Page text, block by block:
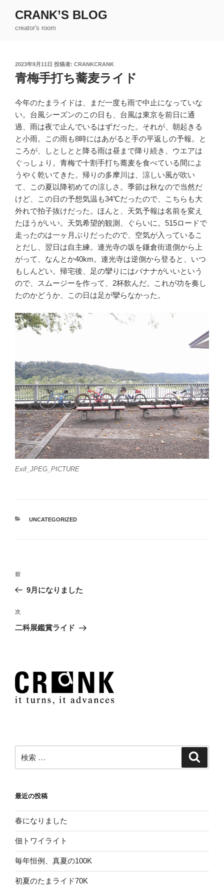
CRANK’S BLOG
creator's room
投
稿
日:
2023年9月11日 投稿者: CRANKCRANK
青梅手打ち蕎麦ライド
今年のたまライドは、まだ一度も雨で中止になっていな
い。台風シーズンのこの日も、台風は東京を前日に通
過、雨は夜で止んでいるはずだった。それが、朝起きる
と小雨。この雨も8時にはあがると手の平返しの予報。と
ころが、しとしとと降る雨は昼まで降り続き、ウエアは
ぐっしょり。青梅で十割手打ち蕎麦を食べている間によ
うやく乾いてきた。帰りの多摩川は、涼しい風が吹い
て、この夏以降初めての涼しさ。季節は秋なので当然だ
けど、この日の予想気温も34℃だったので、こちらも大
外れで拍子抜けだった。ほんと、天気予報は名前を変え
たほうがいい。天気希望的観測、ぐらいに。515ロードで
走ったのは一ヶ月ぶりだったので、空気が入っているこ
とだし、翌日は自主練。連光寺の坂を鎌倉街道側から上
がって、なんとか40km。連光寺は逆側から登ると、いつ
もしんどい。帰宅後、足の攣りにはバナナがいいという
ので、スムージーを作って、2杯飲んだ。これが功を奏し
たのかどうか、この日は足が攣らなかった。
Exif_JPEG_PICTURE
カ
UNCATEGORIZED
投
ビ
ゲ
ン
過
去
投
稿
前
9月になりました
次
の
次
二科展鑑賞ライド
索:
最近の投稿
春になりました
佃トワイライト
毎年恒例、真夏の100K
初夏のたまライド70K